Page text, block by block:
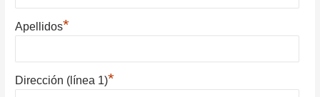
Apellidos*
Dirección (línea 1)*